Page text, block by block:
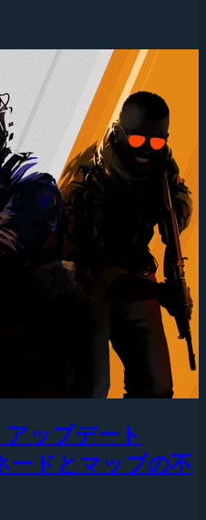
アップデート
ードとマップの不